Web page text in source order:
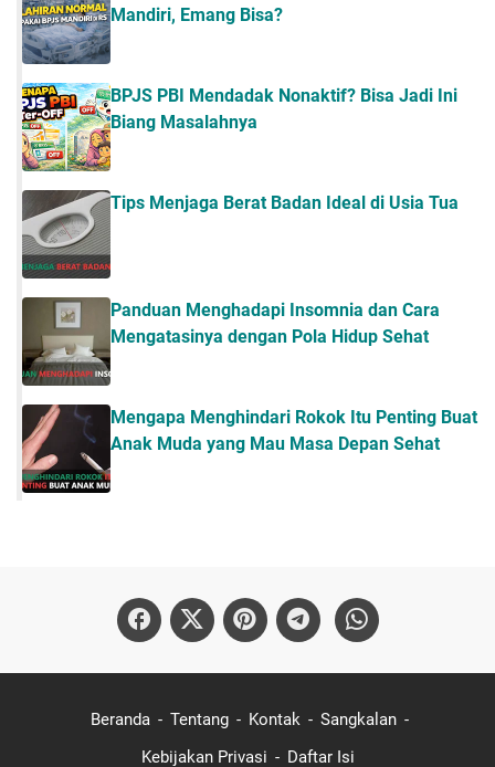
Mandiri, Emang Bisa?
BPJS PBI Mendadak Nonaktif? Bisa Jadi Ini
Biang Masalahnya
Tips Menjaga Berat Badan Ideal di Usia Tua
Panduan Menghadapi Insomnia dan Cara
Mengatasinya dengan Pola Hidup Sehat
Mengapa Menghindari Rokok Itu Penting Buat
Anak Muda yang Mau Masa Depan Sehat
Beranda Tentang Kontak
Sangkalan
Kebijakan Privasi
Daftar Isi